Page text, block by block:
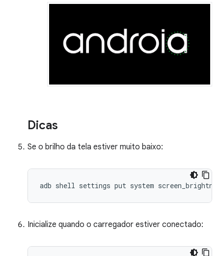
Dicas
Se o brilho da tela estiver muito baixo:
adb shell settings put system
Inicialize quando o carregador estiver conectado: